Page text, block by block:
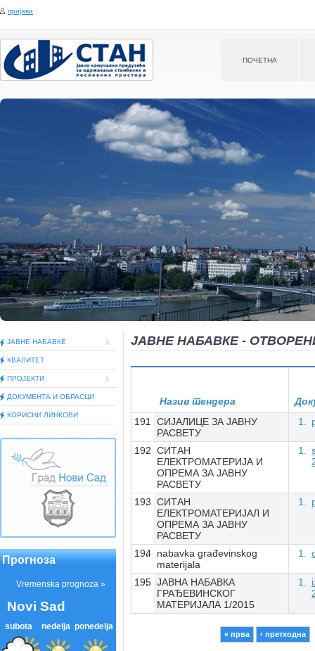
ПOЧЕТНА
пријава
ЈАВНЕ НАБАВКЕ -
Назив тендера
191
СИЈАЛИЦЕ ЗА ЈАВНУ
РАСВЕТУ
192 СИТАН
ЕЛЕКТРОМАТЕРИЈА И
ОПРЕМА ЗА ЈАВНУ
РАСВЕТУ
193 СИТАН
ЕЛЕКТРОМАТЕРИЈАЛ И
ОПРЕМА ЗА ЈАВНУ
РАСВЕТУ
194 nabavka građevinskog
materijala
195 ЈАВНА НАБАВКА
ГРАЂЕВИНСКОГ
МАТЕРИЈАЛА 1/2015
« прва ‹ претходна
ЈАВНЕ НАБАВКЕ
КВАЛИТЕТ
ПРОЈЕКТИ
ДОКУМEНТА И ОБРАСЦИ
КОРИСНИ ЛИНКОВИ
Прогноза